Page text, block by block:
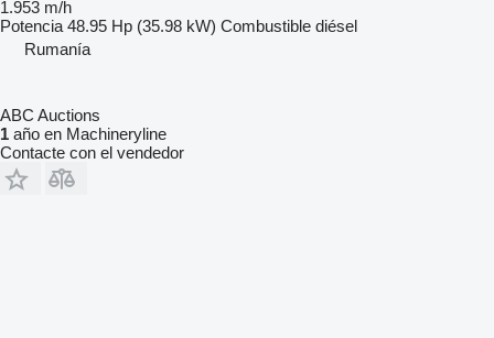
1.953 m/h
Potencia 48.95 Hp (35.98 kW) Combustible diésel
Rumanía
ABC Auctions
1 año en Machineryline
Contacte con el vendedor